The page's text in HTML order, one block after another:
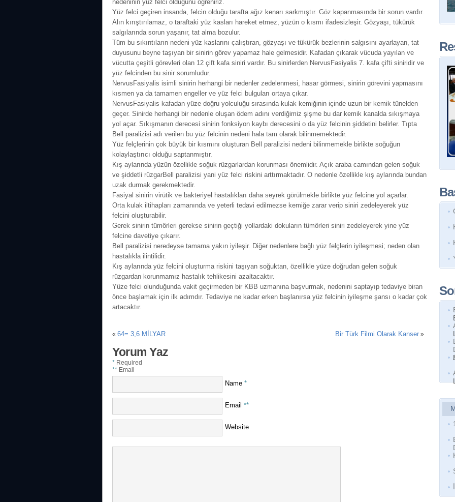
nedeninin yüz felci olduğunu öğreniriz.
Yüz felci geçiren insanda, felcin olduğu tarafta ağız kenarı sarkmıştır. Göz kapanmasında bir sorun vardır.
Alın kırıştırılamaz, o taraftaki yüz kasları hareket etmez, yüzün o kısmı ifadesizleşir. Gözyaşı, tükürük
salgılarında sorun yaşanır, tat alma bozulur.
Tüm bu sıkıntıların nedeni yüz kaslarını çalıştıran, gözyaşı ve tükürük bezlerinin salgısını ayarlayan, tat
duyusunu beyne taşıyan bir sinirin görev yapamaz hale gelmesidir. Kafadan çıkarak vücuda yayılan ve
vücutta çeşitli görevleri olan 12 çift kafa siniri vardır. Bu sinirlerden NervusFasiyalis 7. kafa çifti siniridir ve
yüz felcinden bu sinir sorumludur.
NervusFasiyalis isimli sinirin herhangi bir nedenler zedelenmesi, hasar görmesi, sinirin görevini yapmasını
kısmen ya da tamamen engeller ve yüz felci bulguları ortaya çıkar.
NervusFasiyalis kafadan yüze doğru yolculuğu sırasında kulak kemiğinin içinde uzun bir kemik tünelden
geçer. Sinirde herhangi bir nedenle oluşan ödem adını verdiğimiz şişme bu dar kemik kanalda sıkışmaya
yol açar. Sıkışmanın derecesi sinirin fonksiyon kaybı derecesini o da yüz felcinin şiddetini belirler. Tıpta
Bell paralizisi adı verilen bu yüz felcinin nedeni hala tam olarak bilinmemektedir.
Yüz felçlerinin çok büyük bir kısmını oluşturan Bell paralizisi nedeni bilinmemekle birlikte soğuğun
kolaylaştırıcı olduğu saptanmıştır.
Kış aylarında yüzün özellikle soğuk rüzgarlardan korunması önemlidir. Açık araba camından gelen soğuk
ve şiddetli rüzgarBell paralizisi yani yüz felci riskini arttırmaktadır. O nedenle özellikle kış aylarında bundan
uzak durmak gerekmektedir.
Fasiyal sinirin virütik ve bakteriyel hastalıkları daha seyrek görülmekle birlikte yüz felcine yol açarlar.
Orta kulak iltihapları zamanında ve yeterli tedavi edilmezse kemiğe zarar verip siniri zedeleyerek yüz
felcini oluşturabilir.
Gerek sinirin tümörleri gerekse sinirin geçtiği yollardaki dokuların tümörleri siniri zedeleyerek yine yüz
felcine davetiye çıkarır.
Bell paralizisi neredeyse tamama yakın iyileşir. Diğer nedenlere bağlı yüz felçlerin iyileşmesi; neden olan
hastalıkla ilintilidir.
Kış aylarında yüz felcini oluşturma riskini taşıyan soğuktan, özellikle yüze doğrudan gelen soğuk
rüzgardan korunmamız hastalık tehlikesini azaltacaktır.
Yüze felci olunduğunda vakit geçirmeden bir KBB uzmanına başvurmak, nedenini saptayıp tedaviye biran
önce başlamak için ilk adımdır. Tedaviye ne kadar erken başlanırsa yüz felcinin iyileşme şansı o kadar çok
artacaktır.
« 64= 3,6 MİLYAR Bir Türk Filmi Olarak Kanser »
Yorum Yaz
* Required
** Email
Name *
Email **
Website